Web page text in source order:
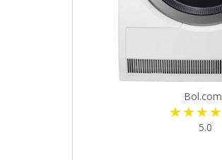
Bol.com
5.0